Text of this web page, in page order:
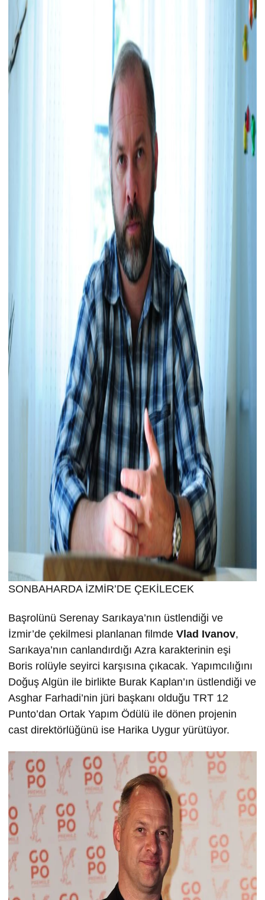
SONBAHARDA İZMİR’DE ÇEKİLECEK
Başrolünü Serenay Sarıkaya’nın üstlendiği ve
İzmir’de çekilmesi planlanan filmde Vlad Ivanov,
Sarıkaya’nın canlandırdığı Azra karakterinin eşi
Boris rolüyle seyirci karşısına çıkacak. Yapımcılığını
Doğuş Algün ile birlikte Burak Kaplan’ın üstlendiği ve
Asghar Farhadi’nin jüri başkanı olduğu TRT 12
Punto’dan Ortak Yapım Ödülü ile dönen projenin
cast direktörlüğünü ise Harika Uygur yürütüyor.